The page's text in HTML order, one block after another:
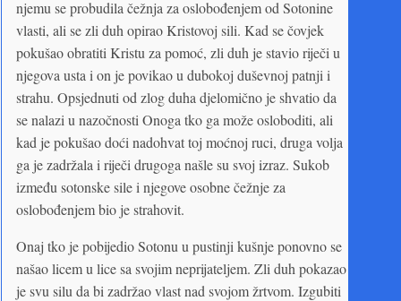
njemu se probudila čežnja za oslobođenjem od Sotonine
vlasti, ali se zli duh opirao Kristovoj sili. Kad se čovjek
pokušao obratiti Kristu za pomoć, zli duh je stavio riječi u
njegova usta i on je povikao u dubokoj duševnoj patnji i
strahu. Opsjednuti od zlog duha djelomično je shvatio da
se nalazi u nazočnosti Onoga tko ga može osloboditi, ali
kad je pokušao doći nadohvat toj moćnoj ruci, druga volja
ga je zadržala i riječi drugoga našle su svoj izraz. Sukob
između sotonske sile i njegove osobne čežnje za
oslobođenjem bio je strahovit.
Onaj tko je pobijedio Sotonu u pustinji kušnje ponovno se
našao licem u lice sa svojim neprijateljem. Zli duh pokazao
je svu silu da bi zadržao vlast nad svojom žrtvom. Izgubiti